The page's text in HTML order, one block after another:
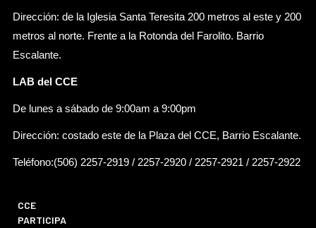
Dirección: de la Iglesia Santa Teresita 200 metros al este y 200
metros al norte. Frente a la Rotonda del Farolito. Barrio
Escalante.
LAB del CCE
De lunes a sábado de 9:00am a 9:00pm
Dirección: costado este de la Plaza del CCE, Barrio Escalante.
Teléfono:(506) 2257-2919 / 2257-2920 / 2257-2921 / 2257-2922
CCE
PARTICIPA